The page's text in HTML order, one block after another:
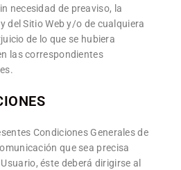
necesidad de preaviso, la
del Sitio Web y/o de cualquiera
de lo que se hubiera
las correspondientes
Condiciones Generales de
que sea precisa
éste deberá dirigirse al